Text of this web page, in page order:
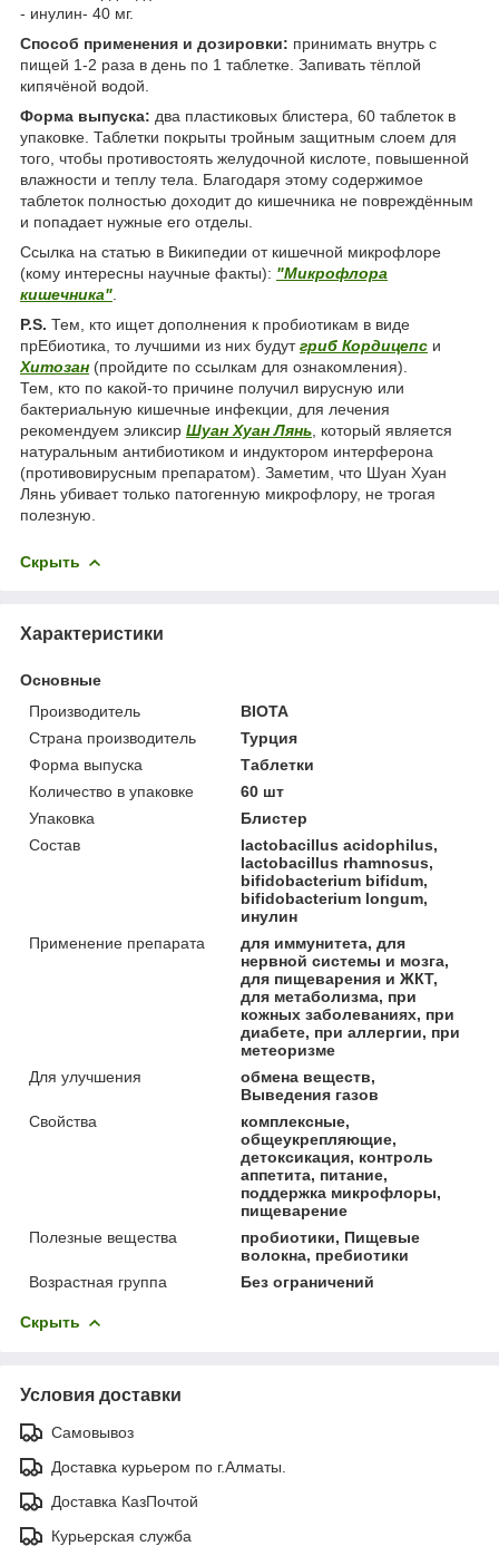
- инулин- 40 мг.
Способ применения и дозировки: принимать внутрь с
пищей 1-2 раза в день по 1 таблетке. Запивать тёплой
кипячёной водой.
Форма выпуска: два пластиковых блистера, 60 таблеток в
упаковке. Таблетки покрыты тройным защитным слоем для
того, чтобы противостоять желудочной кислоте, повышенной
влажности и теплу тела. Благодаря этому содержимое
таблеток полностью доходит до кишечника не повреждённым
и попадает нужные его отделы.
Ссылка на статью в Википедии от кишечной микрофлоре
(кому интересны научные факты): "Микрофлора
кишечника"
P.S. Тем, кто ищет дополнения к пробиотикам в виде
прЕбиотика, то лучшими из них будутгриб Кордицепс и
Хитозан (пройдите по ссылкам для ознакомления).
Тем, кто по какой-то причине получил вирусную или
бактериальную кишечные инфекции, для лечения
рекомендуем эликсир Шуан Хуан Лянь , который является
натуральным антибиотиком и индуктором интерферона
(противовирусным препаратом). Заметим, что Шуан Хуан
Лянь убивает только патогенную микрофлору, не трогая
полезную.
Скрыть
Характеристики
Основные
Производитель
BIOTA
Страна производитель
Турция
Форма выпуска
Таблетки
Количество в упаковке
60 шт
Упаковка
Блистер
Состав
lactobacillus acidophilus,
lactobacillus rhamnosus,
bifidobacterium bifidum,
bifidobacterium longum,
инулин
Применение препарата
для иммунитета, для
нервной системы и мозга,
для пищеварения и ЖКТ,
для метаболизма, при
кожных заболеваниях, при
диабете, при аллергии, при
метеоризме
Для улучшения
обмена веществ,
Выведения газов
Свойства
комплексные,
общеукрепляющие,
детоксикация, контроль
аппетита, питание,
поддержка микрофлоры,
пищеварение
Полезные вещества
пробиотики, Пищевые
волокна, пребиотики
Возрастная группа
Без ограничений
Скрыть
Условия доставки
Самовывоз
Доставка курьером по г.Алматы.
Доставка КазПочтой
Курьерская служба